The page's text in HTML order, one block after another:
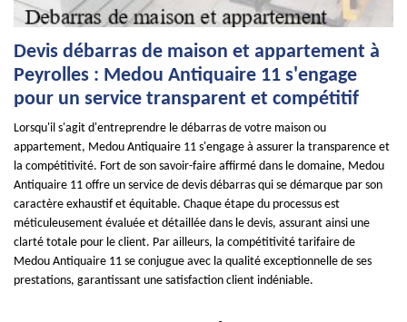
Devis débarras de maison et appartement à
Peyrolles : Medou Antiquaire 11 s'engage
pour un service transparent et compétitif
Lorsqu'il s'agit d'entreprendre le débarras de votre maison ou
appartement, Medou Antiquaire 11 s'engage à assurer la transparence et
la compétitivité. Fort de son savoir-faire affirmé dans le domaine, Medou
Antiquaire 11 offre un service de devis débarras qui se démarque par son
caractère exhaustif et équitable. Chaque étape du processus est
méticuleusement évaluée et détaillée dans le devis, assurant ainsi une
clarté totale pour le client. Par ailleurs, la compétitivité tarifaire de
Medou Antiquaire 11 se conjugue avec la qualité exceptionnelle de ses
prestations, garantissant une satisfaction client indéniable.